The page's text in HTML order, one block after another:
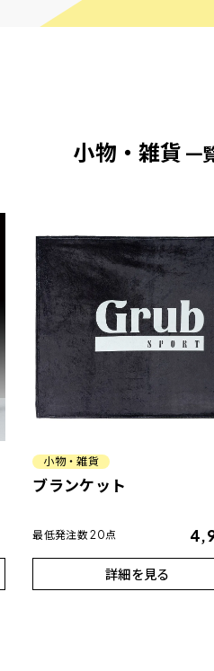
小物・雑貨 一
小物・雑貨
ブランケット
最低発注数 20点
詳細を見る